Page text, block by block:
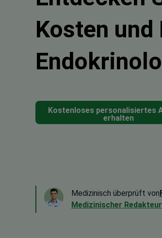
Kosten
Kostenloses personalisiertes
erhalten
Medizinisch überprüft von
Medizinischer